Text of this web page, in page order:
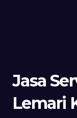
Jasa
Lemari